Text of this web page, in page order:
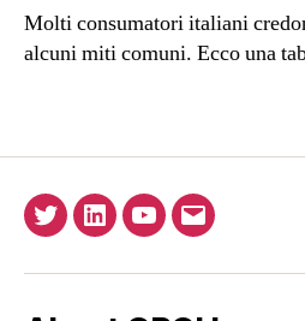
Molti consumatori italiani
alcuni miti comuni. Ecco una
TwitterLinkedinYouTube
Email